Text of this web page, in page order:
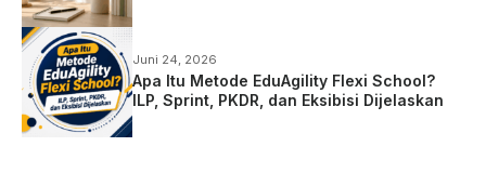
Juni 24, 2026
Apa Itu Metode EduAgility Flexi School?
ILP, Sprint, PKDR, dan Eksibisi Dijelaskan